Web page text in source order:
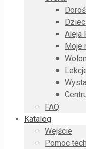
Aleja
Moje
FAQ
Katalog
Wejście
Pomoc